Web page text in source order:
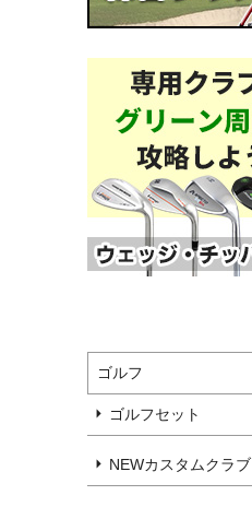
ゴルフ
ゴルフセット
NEWカスタムクラブ